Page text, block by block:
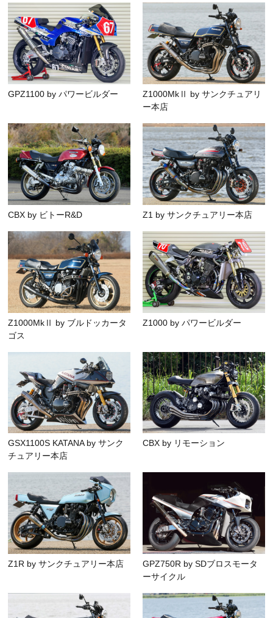
GPZ1100 by パワービルダー
Z1000MkⅡ by サンクチュアリ
ー本店
CBX by ビトーR&D Z1 by サンクチュアリー本店
Z1000MkⅡ by ブルドッカータ
ゴス
Z1000 by パワービルダー
GSX1100S KATANA by サンク
チュアリー本店
CBX by リモーション
Z1R by サンクチュアリー本店
GPZ750R by SDブロスモータ
ーサイクル